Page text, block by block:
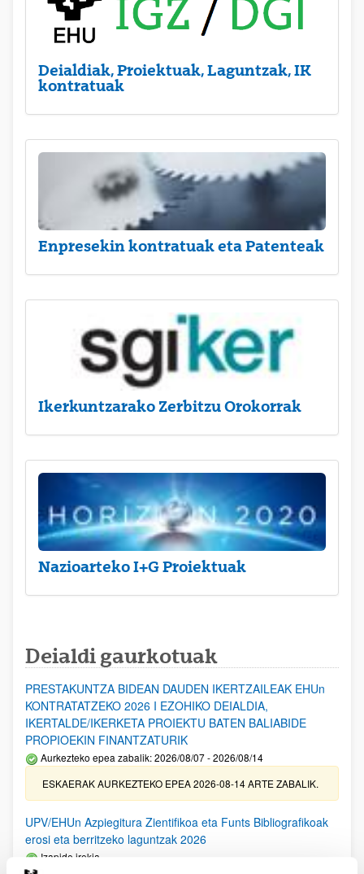
Deialdiak, Proiektuak, Laguntzak, IK
kontratuak
Enpresekin kontratuak eta Patenteak
Ikerkuntzarako Zerbitzu Orokorrak
Nazioarteko I+G Proiektuak
Deialdi gaurkotuak
PRESTAKUNTZA BIDEAN DAUDEN IKERTZAILEAK EHUn
KONTRATATZEKO 2026 I EZOHIKO DEIALDIA,
IKERTALDE/IKERKETA PROIEKTU BATEN BALIABIDE
PROPIOEKIN FINANTZATURIK
Aurkezteko epea zabalik: 2026/08/07 - 2026/08/14
ESKAERAK AURKEZTEKO EPEA 2026-08-14 ARTE ZABALIK.
UPV/EHUn Azpiegitura Zientifikoa eta Funts Bibliografikoak
erosi eta berritzeko laguntzak 2026
Izapide irekia